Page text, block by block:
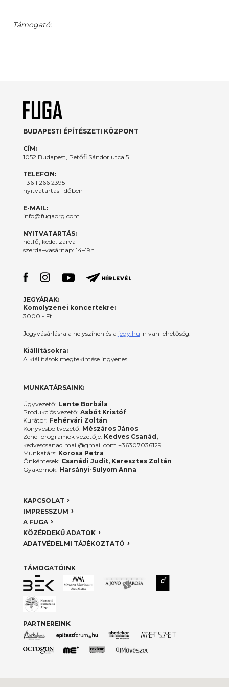
Támogató:
BUDAPESTI ÉPÍTÉSZETI KÖZPONT
CÍM:
1052 Budapest, Petőfi Sándor utca 5.
TELEFON:
+36 1 266 2395
nyitvatartási időben
E-MAIL:
info@fugaorg.com
NYITVATARTÁS:
hétfő, kedd: zárva
szerda–vasárnap: 14–19h
JEGYÁRAK:
Komolyzenei koncertekre:
3000.- Ft
Jegyvásárlásra a helyszínen és a jegy.hu-n van lehetőség.
Kiállításokra:
A kiállítások megtekintése ingyenes.
MUNKATÁRSAINK:
Ügyvezető: Lente Borbála
Produkciós vezető: Asbót Kristóf
Kurátor: Fehérvári Zoltán
Könyvesboltvezető: Mészáros János
Zenei programok vezetője: Kedves Csanád,
kedvescsanad.mail@gmail.com +36307036129
Munkatárs: Korosa Petra
Önkéntesek: Csanádi Judit, Keresztes Zoltán
Gyakornok: Harsányi-Sulyom Anna
KAPCSOLAT
IMPRESSZUM
A FUGA
KÖZÉRDEKŰ ADATOK
ADATVÉDELMI TÁJÉKOZTATÓ
TÁMOGATÓINK
PARTNEREINK